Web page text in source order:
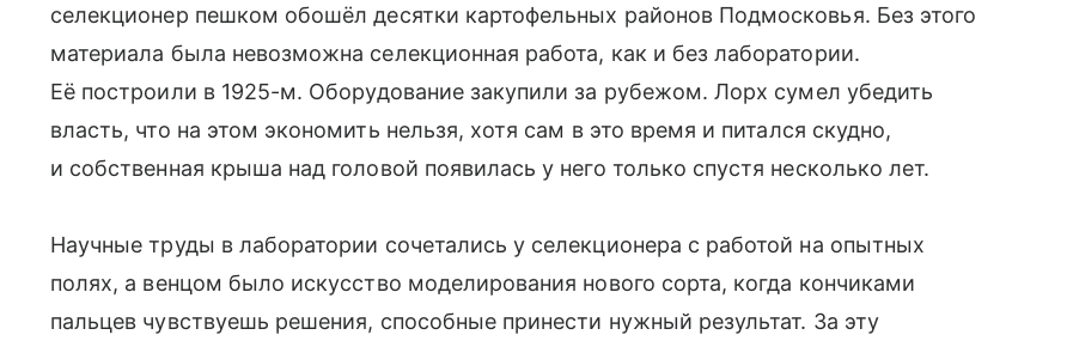
селекционер пешком обошёл десятки картофельных районов Подмосковья. Без этого
материала была невозможна селекционная работа, как и без лаборатории.
Её построили в 1925-м. Оборудование закупили за рубежом. Лорх сумел убедить
власть, что на этом экономить нельзя, хотя сам в это время и питался скудно,
и собственная крыша над головой появилась у него только спустя несколько лет.
Научные труды в лаборатории сочетались у селекционера с работой на опытных
полях, а венцом было искусство моделирования нового сорта, когда кончиками
пальцев чувствуешь решения, способные принести нужный результат. За эту